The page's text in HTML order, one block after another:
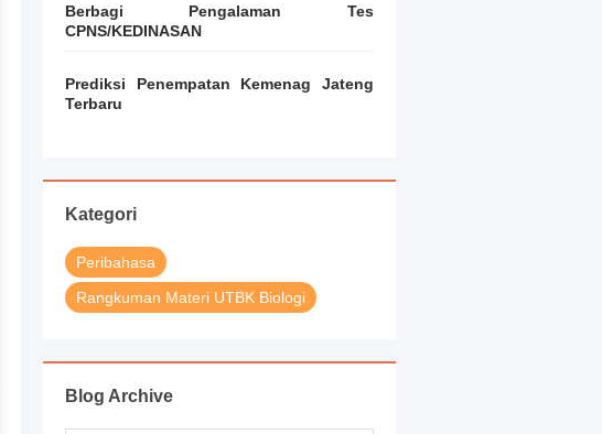
Berbagi Pengalaman Tes
CPNS/KEDINASAN
Prediksi Penempatan Kemenag Jateng
Terbaru
Kategori
Peribahasa
Rangkuman Materi UTBK Biologi
Blog Archive